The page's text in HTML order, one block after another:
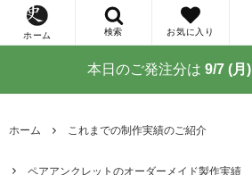
ホーム 検索 お気に入り
本日のご発注分は 9/7 (月)
ホーム これまでの制作実績のご紹介
ペアアンクレットのオーダーメイド製作実績